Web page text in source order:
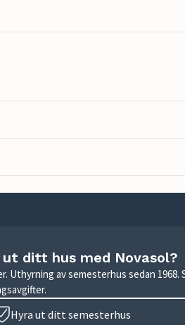
ditt hus med Novasol?
Uthyrning av semesterhus sedan
Hyra ut ditt semesterhus